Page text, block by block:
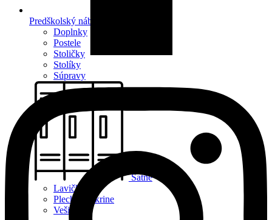
Predškolský nábytok
Doplnky
Postele
Stoličky
Stolíky
Súpravy
Šatne
Lavičky
Plechové skrine
Vešiaky